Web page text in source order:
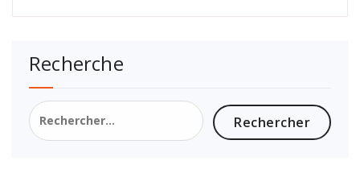
Recherche